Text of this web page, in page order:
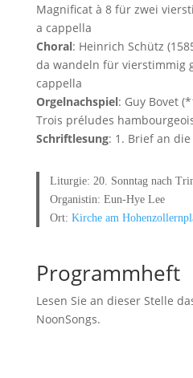
Magnificat à 8 für zwei
a cappella
Choral: Heinrich Schütz
da wandeln für vierstimmig
cappella
Orgelnachspiel: Guy Bovet
Trois préludes
Schriftlesung: 1. Brief an
Liturgie: 20. Sonntag nach
Organistin: Eun-Hye Lee
Ort:Kirche am
Programmheft
Lesen Sie an dieser Stelle
NoonSongs.